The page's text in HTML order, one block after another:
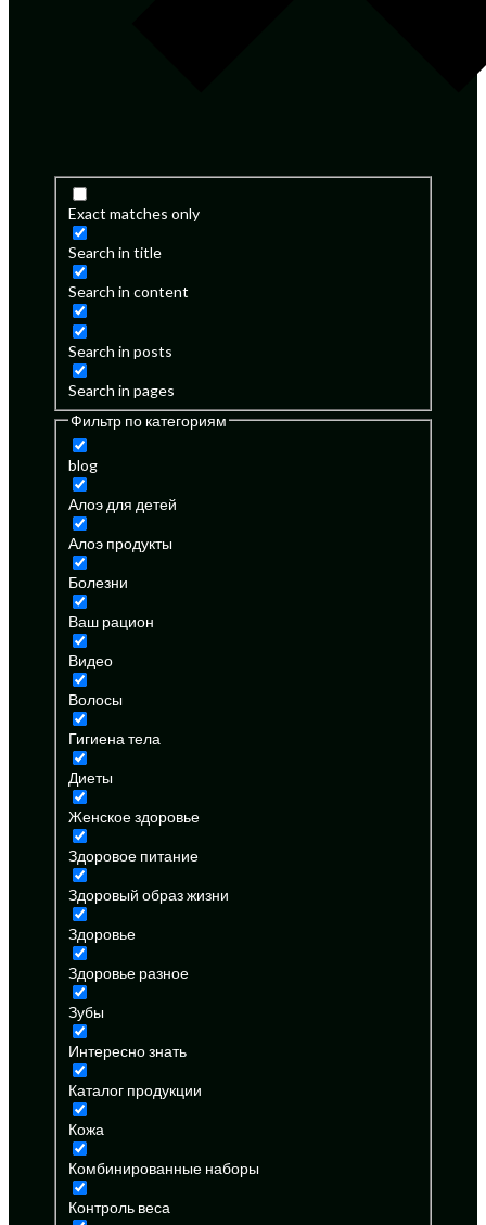
Exact matches only
Search in title
Search in content
Search in posts
Search in pages
Фильтр по категориям
blog
Алоэ для детей
Алоэ продукты
Болезни
Ваш рацион
Видео
Волосы
Гигиена тела
Диеты
Женское здоровье
Здоровое питание
Здоровый образ жизни
Здоровье
Здоровье разное
Зубы
Интересно знать
Каталог продукции
Кожа
Комбинированные наборы
Контроль веса